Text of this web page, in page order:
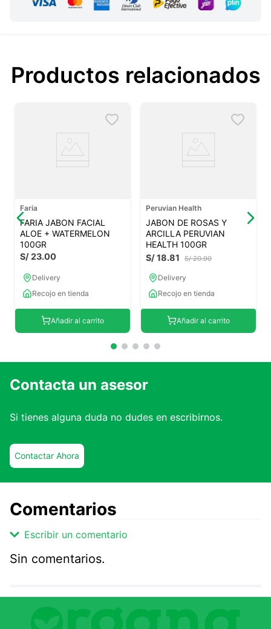
Productos relacionados
Faria
FARIA JABON FACIAL
ALOE + WATERMELON
100GR
S/23.00
Delivery
Recojo en tienda
Añadir al carrito
Peruvian Health
JABON DE ROSAS Y
ARCILLA PERUVIAN
HEALTH 100GR
S/ 20.90
S/18.81
Delivery
Recojo en tienda
Añadir al carrito
Contacta un asesor
Si tienes alguna duda no dudes en escribirnos.
Contactar Ahora
Comentarios
Escribir un comentario
Comentario
Sin comentarios.